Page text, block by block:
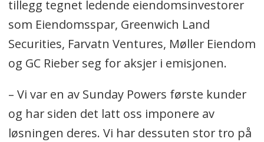
tillegg tegnet ledende eiendomsinvestorer
som Eiendomsspar, Greenwich Land
Securities, Farvatn Ventures, Møller Eiendom
og GC Rieber seg for aksjer i emisjonen.
– Vi var en av Sunday Powers første kunder
og har siden det latt oss imponere av
løsningen deres. Vi har dessuten stor tro på